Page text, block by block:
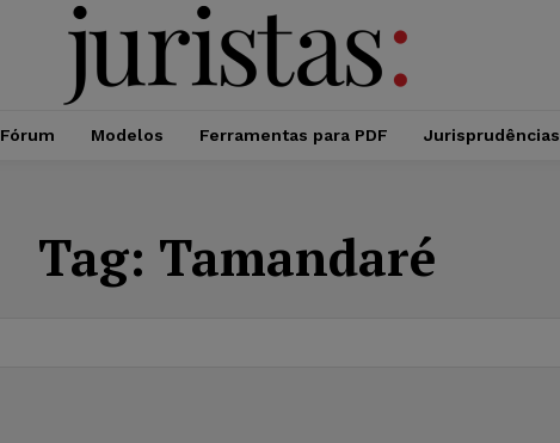
Fórum Modelos Ferramentas para PDF Jurisprudências
Tag: Tamandaré